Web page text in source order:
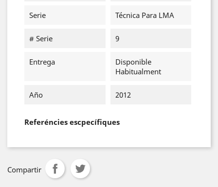
Serie Técnica Para LMA
# Serie 9
Entrega
Disponible
Habitualment
Año 2012
Referéncies escpecífiques
Compartir